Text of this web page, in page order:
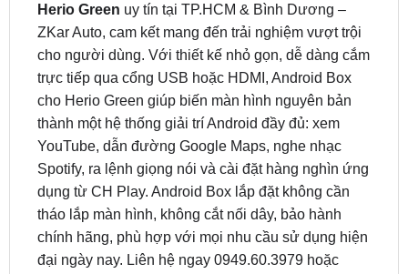
cho người dùng. Với thiết kế nhỏ gọn, dễ dàng cắm
trực tiếp qua cổng USB hoặc HDMI, Android Box
cho Herio Green giúp biến màn hình nguyên bản
thành một hệ thống giải trí Android đầy đủ: xem
YouTube, dẫn đường Google Maps, nghe nhạc
Spotify, ra lệnh giọng nói và cài đặt hàng nghìn ứng
dụng từ CH Play. Android Box lắp đặt không cần
tháo lắp màn hình, không cắt nối dây, bảo hành
chính hãng, phù hợp với mọi nhu cầu sử dụng hiện
đại ngày nay. Liên hệ ngay 0949.60.3979 hoặc
Zalođể được tư vấn chi tiết và nhận ưu đãi hấp
dẫn khi lắpAndroid Box cho VinFast Herio